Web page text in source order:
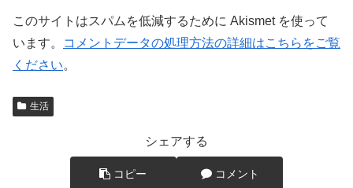
このサイトはスパムを低減するために Akismet を使って
います。
コメントデータの処理方法の詳細はこちらをご覧
ください。
生活
シェアする
コピー コメント